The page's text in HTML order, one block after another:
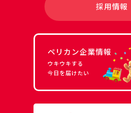
採用情報
ペリカン企業情報
ウキウキする
今日を届けたい